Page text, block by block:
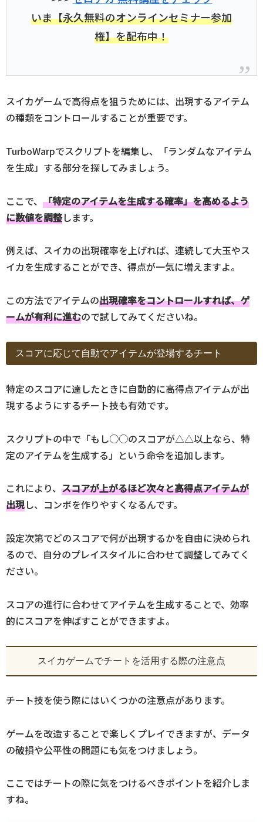
いま【永久無料のオンラインセミナー参加
権】を配布中！
スイカゲームで高得点を狙うためには、出現するアイテム
の種類をコントロールすることが重要です。
TurboWarpでスクリプトを編集し、「ランダムなアイテム
を生成」する部分を探してみましょう。
ここで、 「特定のアイテムを生成する確率」を高めるよう
に数値を調整します。
例えば、スイカの出現確率を上げれば、連続して大玉やス
イカを生成することができ、得点が一気に増えますよ。
この方法でアイテムの出現確率をコントロールすれば、ゲ
ームが有利に進むので試してみてくださいね。
スコアに応じて自動でアイテムが登場するチート
特定のスコアに達したときに自動的に高得点アイテムが出
現するようにするチート技も有効です。
スクリプトの中で「もし○○のスコアが△△以上なら、特
定のアイテムを生成する」という命令を追加します。
これにより、 スコアが上がるほど次々と高得点アイテムが
出現し、コンボを作りやすくなるんです。
設定次第でどのスコアで何が出現するかを自由に決められ
るので、自分のプレイスタイルに合わせて調整してみてく
ださい。
スコアの進行に合わせてアイテムを生成することで、効率
的にスコアを伸ばすことができますよ。
スイカゲームでチートを活用する際の注意点
チート技を使う際にはいくつかの注意点があります。
ゲームを改造することで楽しくプレイできますが、データ
の破損や公平性の問題にも気をつけましょう。
ここではチートの際に気をつけるべきポイントを紹介しま
すね。